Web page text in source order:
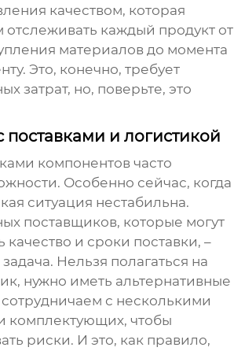
качеством, которая
отслеживать каждый продукт от
материалов до момента
Это, конечно, требует
затрат, но, поверьте, это
и логистикой
компонентов часто
Особенно сейчас, когда
ситуация нестабильна.
поставщиков, которые могут
качество и сроки поставки, –
Нельзя полагаться на
нужно иметь альтернативные
с несколькими
комплектующих, чтобы
риски. И это, как правило,